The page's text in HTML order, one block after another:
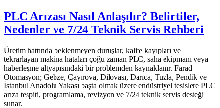
PLC Arızası Nasıl Anlaşılır? Belirtiler,
Nedenler ve 7/24 Teknik Servis Rehberi
Üretim hattında beklenmeyen duruşlar, kalite kayıpları ve
tekrarlayan makina hataları çoğu zaman PLC, saha ekipmanı veya
haberleşme altyapısındaki bir problemden kaynaklanır. Farad
Otomasyon; Gebze, Çayırova, Dilovası, Darıca, Tuzla, Pendik ve
İstanbul Anadolu Yakası başta olmak üzere endüstriyel tesislere PLC
arıza tespiti, programlama, revizyon ve 7/24 teknik servis desteği
sunar.